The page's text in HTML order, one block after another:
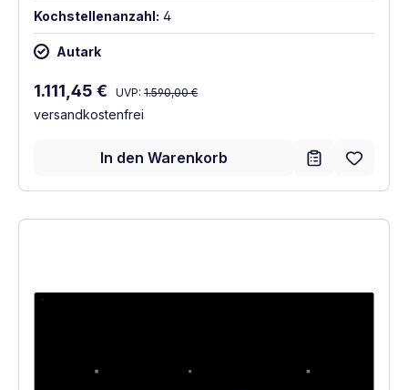
Kochstellenanzahl: 4
Autark
Verkaufspreis:
1.111,45 € Regulärer Preis:
UVP: 1.590,00 €
versandkostenfrei
In den Warenkorb